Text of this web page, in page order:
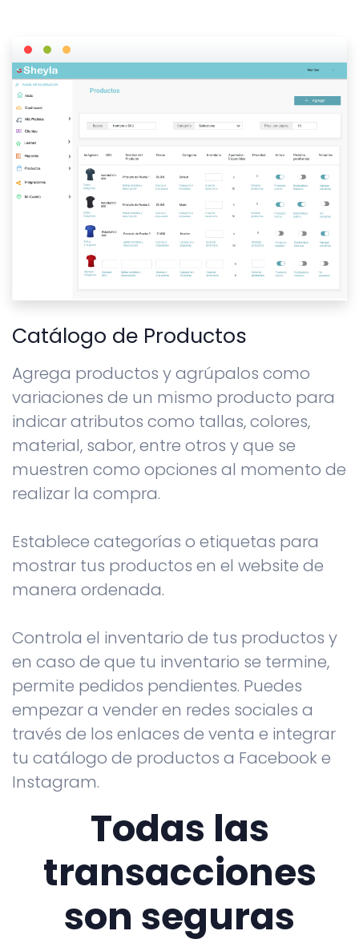
Catálogo de Productos
Agrega productos y agrúpalos como
variaciones de un mismo producto para
indicar atributos como tallas, colores,
material, sabor, entre otros y que se
muestren como opciones al momento de
realizar la compra.
Establece categorías o etiquetas para
mostrar tus productos en el website de
manera ordenada.
Controla el inventario de tus productos y
en caso de que tu inventario se termine,
permite pedidos pendientes. Puedes
empezar a vender en redes sociales a
través de los enlaces de venta e integrar
tu catálogo de productos a Facebook e
Instagram.
Todas las
transacciones
son seguras